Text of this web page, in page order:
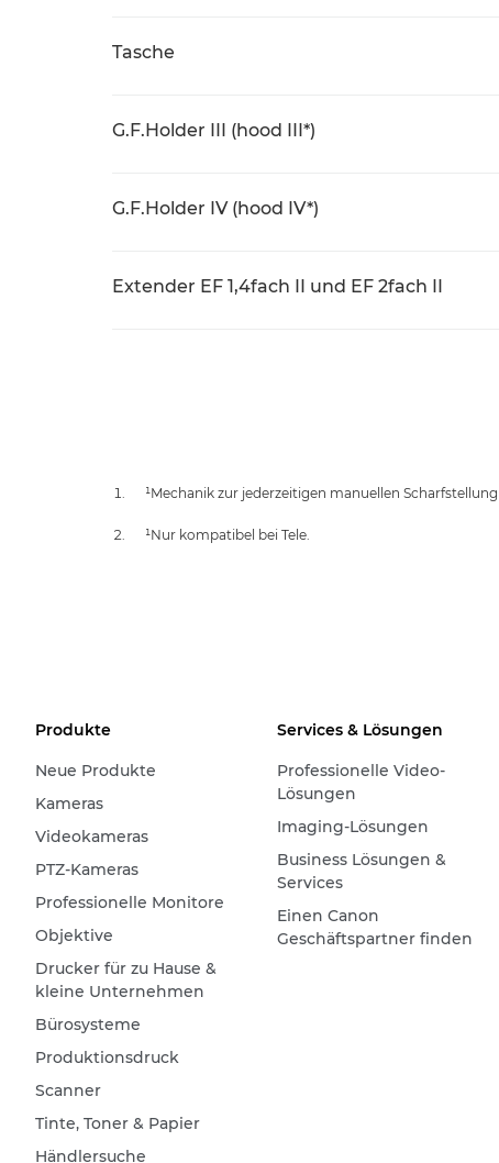
Tasche
G.F.Holder III (hood III*)
G.F.Holder IV (hood IV*)
Extender EF 1,4fach II und EF 2fach II
¹Mechanik zur jederzeitigen manuellen
¹Nur kompatibel bei Tele.
Produkte
Neue Produkte
Kameras
Videokameras
PTZ-Kameras
Professionelle Monitore
Objektive
Drucker für zu Hause &
kleine Unternehmen
Bürosysteme
Produktionsdruck
Scanner
Tinte, Toner & Papier
Händlersuche
Services & Lösungen
Professionelle Video-
Lösungen
Imaging-Lösungen
Business Lösungen &
Services
Einen Canon
Geschäftspartner finden